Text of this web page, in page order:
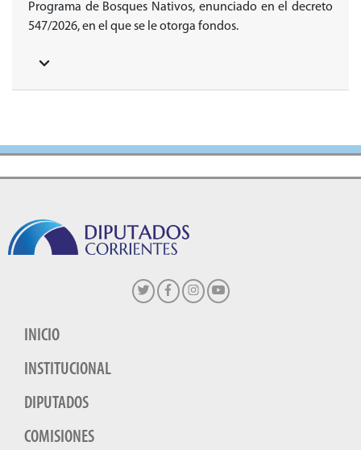
Programa de Bosques Nativos, enunciado en el decreto
547/2026, en el que se le otorga fondos.
INICIO
INSTITUCIONAL
DIPUTADOS
COMISIONES